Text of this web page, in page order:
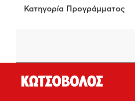
Κατηγορία Προγράμματος